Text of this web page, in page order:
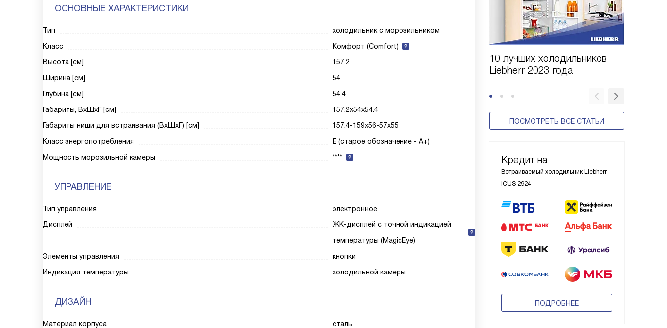
10 лучших холодильников
Liebherr 2023 года
ПОСМОТРЕТЬ ВСЕ СТАТЬИ
Кредит на
Встраиваемый холодильник Liebherr
ICUS 2924
ПОДРОБНЕЕ
ОСНОВНЫЕ ХАРАКТЕРИСТИКИ
Тип
холодильник с морозильником
Класс
Комфорт (Comfort)
Высота [см]
157.2
Ширина [см]
54
Глубина [см]
54.4
Габариты, ВxШxГ [см]
157.2x54x54.4
Габариты ниши для встраивания (ВxШxГ) [см]
157.4-159x56-57x55
Класс энергопотребления
E (старое обозначение - A+)
Мощность морозильной камеры
****
УПРАВЛЕНИЕ
Тип управления
электронное
Дисплей
ЖК-дисплей с точной индикацией
температуры (MagicEye)
Элементы управления
кнопки
Индикация температуры
холодильной камеры
ДИЗАЙН
Материал корпуса
сталь